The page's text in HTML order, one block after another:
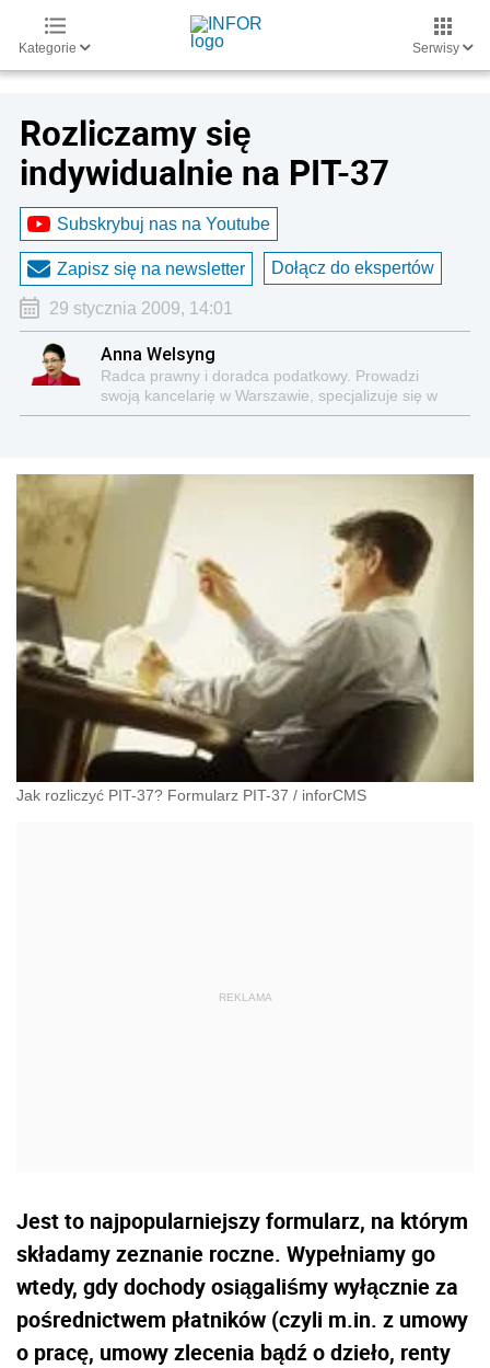
Kategorie Serwisy
Rozliczamy się
indywidualnie na PIT-37
Subskrybuj nas na Youtube
Zapisz się na newsletter Dołącz do ekspertów
29 stycznia 2009, 14:01
Anna Welsyng
Radca prawny i doradca podatkowy. Prowadzi
swoją kancelarię w Warszawie, specjalizuje się w
kompleksowej obsłudze podatkowo-księgowej firm i
Jak rozliczyć PIT-37? Formularz PIT-37 / inforCMS
Jest to najpopularniejszy formularz, na którym
składamy zeznanie roczne. Wypełniamy go
wtedy, gdy dochody osiągaliśmy wyłącznie za
pośrednictwem płatników (czyli m.in. z umowy
o pracę, umowy zlecenia bądź o dzieło, renty